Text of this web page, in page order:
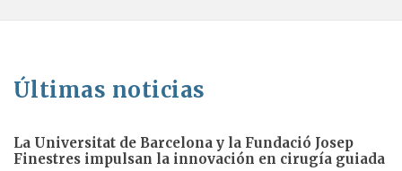
Últimas noticias
La Universitat de Barcelona y la Fundació Josep
Finestres impulsan la innovación en cirugía guiada